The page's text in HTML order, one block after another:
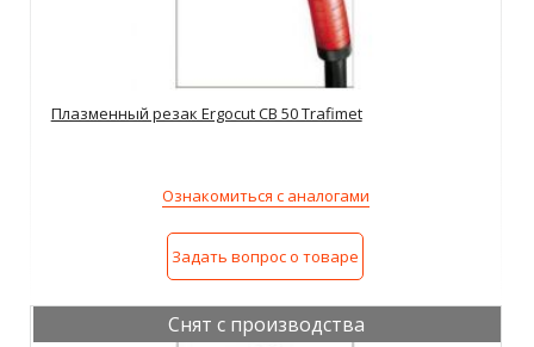
Плазменный резак Ergocut CB 50 Trafimet
Ознакомиться с аналогами
Задать вопрос о товаре
Снят с производства